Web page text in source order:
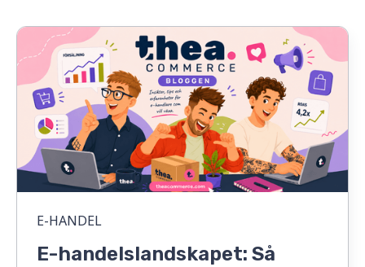
E-HANDEL
E-handelslandskapet: Så